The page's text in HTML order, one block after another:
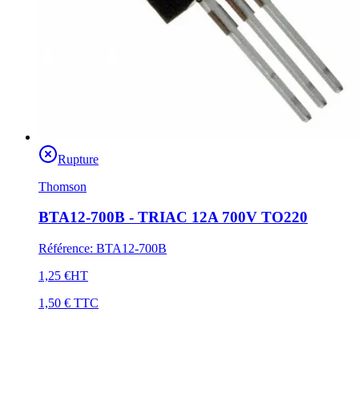
Rupture
Thomson
BTA12-700B - TRIAC 12A 700V TO220
Référence: BTA12-700B
1,25 €HT
1,50 € TTC